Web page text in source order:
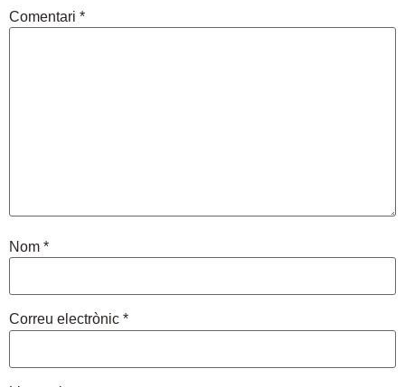
Comentari *
Nom *
Correu electrònic *